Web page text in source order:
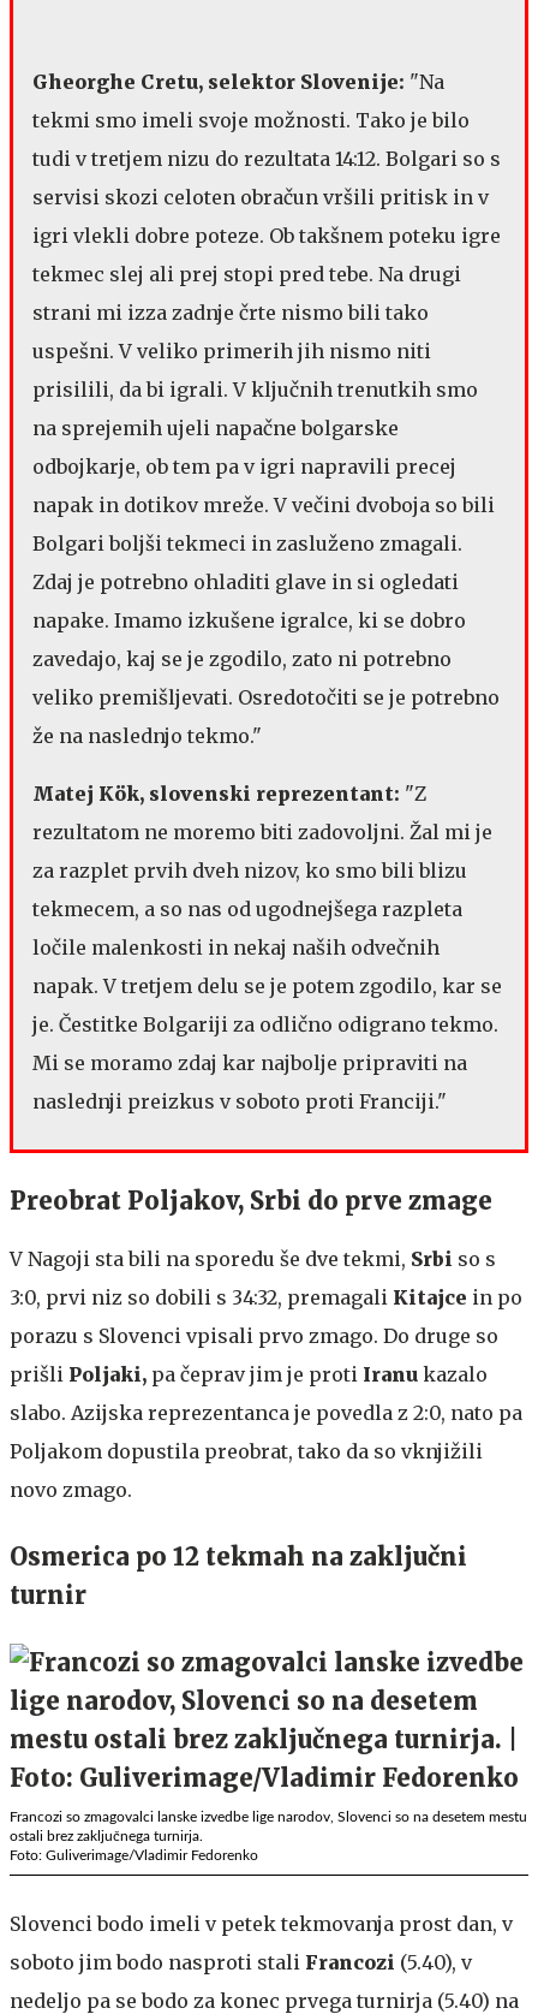
Gheorghe Cretu, selektor Slovenije: "Na
tekmi smo imeli svoje možnosti. Tako je bilo
tudi v tretjem nizu do rezultata 14:12. Bolgari so s
servisi skozi celoten obračun vršili pritisk in v
igri vlekli dobre poteze. Ob takšnem poteku igre
tekmec slej ali prej stopi pred tebe. Na drugi
strani mi izza zadnje črte nismo bili tako
uspešni. V veliko primerih jih nismo niti
prisilili, da bi igrali. V ključnih trenutkih smo
na sprejemih ujeli napačne bolgarske
odbojkarje, ob tem pa v igri napravili precej
napak in dotikov mreže. V večini dvoboja so bili
Bolgari boljši tekmeci in zasluženo zmagali.
Zdaj je potrebno ohladiti glave in si ogledati
napake. Imamo izkušene igralce, ki se dobro
zavedajo, kaj se je zgodilo, zato ni potrebno
veliko premišljevati. Osredotočiti se je potrebno
že na naslednjo tekmo."
Matej Kök, slovenski reprezentant: "Z
rezultatom ne moremo biti zadovoljni. Žal mi je
za razplet prvih dveh nizov, ko smo bili blizu
tekmecem, a so nas od ugodnejšega razpleta
ločile malenkosti in nekaj naših odvečnih
napak. V tretjem delu se je potem zgodilo, kar se
je. Čestitke Bolgariji za odlično odigrano tekmo.
Mi se moramo zdaj kar najbolje pripraviti na
naslednji preizkus v soboto proti Franciji."
Preobrat Poljakov, Srbi do prve zmage
V Nagoji sta bili na sporedu še dve tekmi, Srbi so s
3:0, prvi niz so dobili s 34:32, premagali Kitajce in po
porazu s Slovenci vpisali prvo zmago. Do druge so
prišli Poljaki, pa čeprav jim je proti Iranu kazalo
slabo. Azijska reprezentanca je povedla z 2:0, nato pa
Poljakom dopustila preobrat, tako da so vknjižili
novo zmago.
Osmerica po 12 tekmah na zaključni
turnir
Francozi so zmagovalci lanske izvedbe lige narodov, Slovenci so na desetem mestu
ostali brez zaključnega turnirja.
Foto: Guliverimage/Vladimir Fedorenko
Slovenci bodo imeli v petek tekmovanja prost dan, v
soboto jim bodo nasproti stali Francozi (5.40), v
nedeljo pa se bodo za konec prvega turnirja (5.40) na